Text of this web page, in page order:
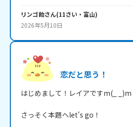
リンゴ飴さん(11さい・ 富山)
2026年5月10日
恋だと思う！
はじめまして！レイアですm(_ _)m
さっそく本題へlet's go！